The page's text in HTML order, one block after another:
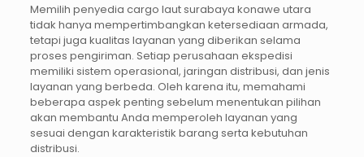
Memilih penyedia cargo laut surabaya konawe utara
tidak hanya mempertimbangkan ketersediaan armada,
tetapi juga kualitas layanan yang diberikan selama
proses pengiriman. Setiap perusahaan ekspedisi
memiliki sistem operasional, jaringan distribusi, dan jenis
layanan yang berbeda. Oleh karena itu, memahami
beberapa aspek penting sebelum menentukan pilihan
akan membantu Anda memperoleh layanan yang
sesuai dengan karakteristik barang serta kebutuhan
distribusi.